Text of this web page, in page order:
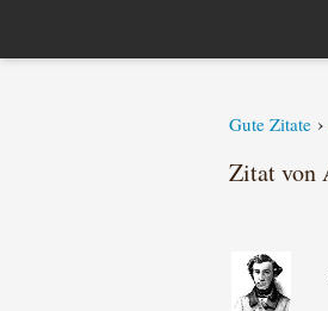
Gute Zitate ›
Zitat von